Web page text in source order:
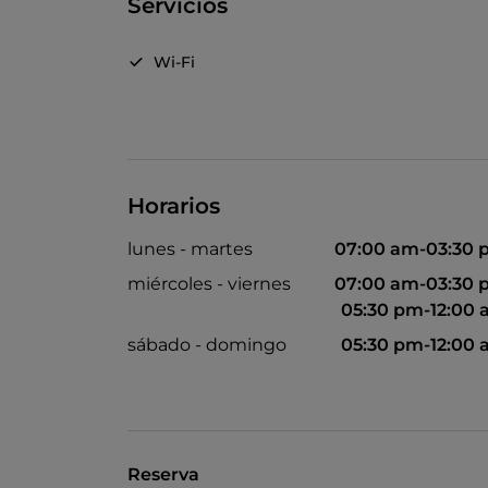
Servicios
Wi-Fi
Horarios
lunes - martes
07:00 am-03:30
miércoles - viernes
07:00 am-03:30
05:30 pm-12:00
sábado - domingo
05:30 pm-12:00
Reserva